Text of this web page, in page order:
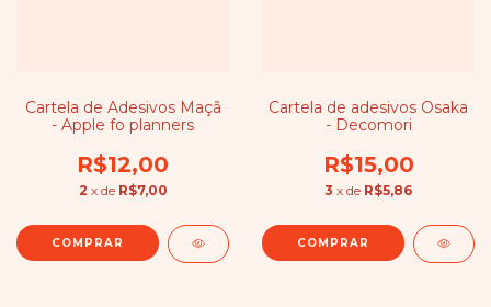
Cartela de Adesivos Maçã
- Apple fo planners
R$12,00
2 x de R$7,00
Cartela de adesivos Osaka
- Decomori
R$15,00
3 x de R$5,86